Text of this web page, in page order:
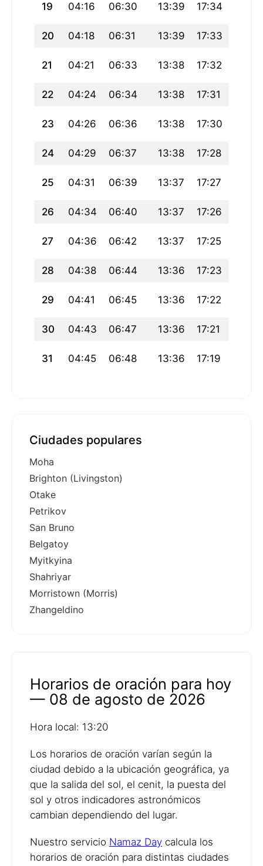
19 04:16 06:30 13:39 17:34
20 04:18 06:31 13:39 17:33
21 04:21 06:33 13:38 17:32
22 04:24 06:34 13:38 17:31
23 04:26 06:36 13:38 17:30
24 04:29 06:37 13:38 17:28
25 04:31 06:39 13:37 17:27
26 04:34 06:40 13:37 17:26
27 04:36 06:42 13:37 17:25
28 04:38 06:44 13:36 17:23
29 04:41 06:45 13:36 17:22
30 04:43 06:47 13:36 17:21
31 04:45 06:48 13:36 17:19
Ciudades populares
Moha
Brighton (Livingston)
Otake
Petrikov
San Bruno
Belgatoy
Myitkyina
Shahriyar
Morristown (Morris)
Zhangeldino
Horarios de oración para hoy
— 08 de agosto de 2026
Hora local: 13:20
Los horarios de oración varían según la
ciudad debido a la ubicación geográfica, ya
que la salida del sol, el cenit, la puesta del
sol y otros indicadores astronómicos
cambian dependiendo del lugar.
Nuestro servicio Namaz Day calcula los
horarios de oración para distintas ciudades